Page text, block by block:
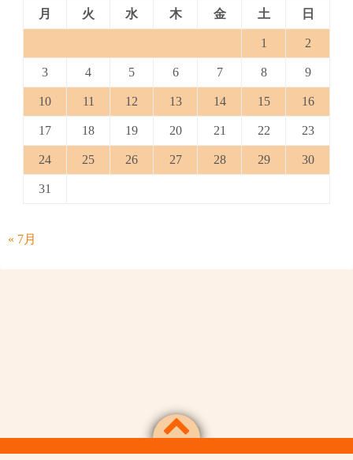
月
火 水 木 金 土 日
1 2
3 4 5 6 7 8 9
10 11 12 13 14 15 16
17 18 19 20 21 22 23
24 25 26 27 28 29 30
31
« 7月